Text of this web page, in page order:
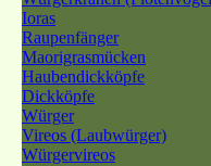
Ioras
Raupenfänger
Maorigrasmücken
Haubendickköpfe
Dickköpfe
Würger
Vireos (Laubwürger)
Würgervireos